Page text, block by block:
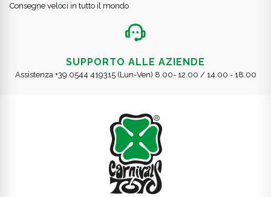
Consegne veloci in tutto il mondo
SUPPORTO ALLE AZIENDE
Assistenza +39 0544 419315 (Lun-Ven) 8.00- 12.00 / 14.00 - 18.00